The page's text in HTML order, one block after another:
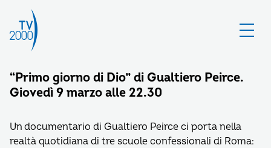
“Primo giorno di Dio” di Gualtiero Peirce.
Giovedì 9 marzo alle 22.30
Un documentario di Gualtiero Peirce ci porta nella
realtà quotidiana di tre scuole confessionali di Roma: